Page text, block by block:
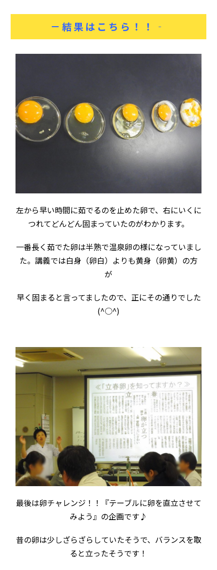
－結果はこちら！！‐
左から早い時間に茹でるのを止めた卵で、右にいくに
つれてどんどん固まっていたのがわかります。
一番長く茹でた卵は半熟で温泉卵の様になっていまし
た。講義では白身（卵白）よりも黄身（卵黄）の方
が
早く固まると言ってましたので、正にその通りでした
(^○^)
最後は卵チャレンジ！！『テーブルに卵を直立させて
みよう』の企画です♪
昔の卵は少しざらざらしていたそうで、バランスを取
ると立ったそうです！